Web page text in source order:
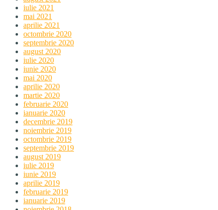
iulie 2021
mai 2021
aprilie 2021
octombrie 2020
septembrie 2020
august 2020
iulie 2020
iunie 2020
mai 2020
aprilie 2020
martie 2020
februarie 2020
ianuarie 2020
decembrie 2019
noiembrie 2019
octombrie 2019
septembrie 2019
august 2019
iulie 2019
iunie 2019
aprilie 2019
februarie 2019
ianuarie 2019